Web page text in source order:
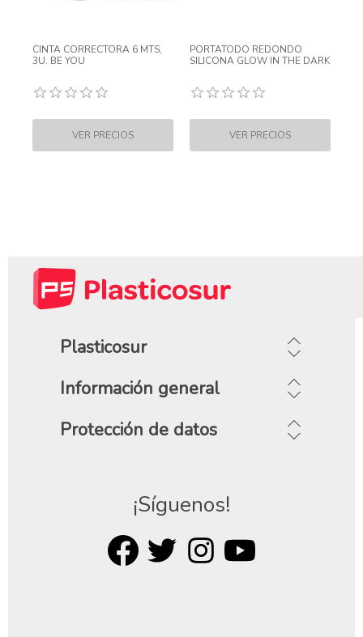
CINTA CORRECTORA 6 MTS,
3U. BE YOU
PORTATODO REDONDO
SILICONA GLOW IN THE DARK
Plasticosur
Información general
Protección de datos
¡Síguenos!